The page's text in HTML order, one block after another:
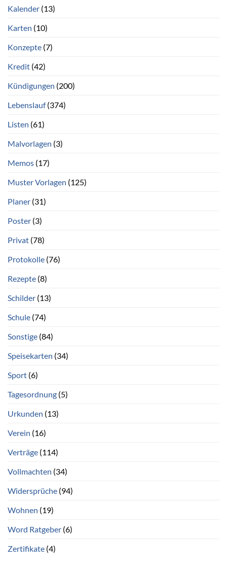
Kalender (13)
Karten (10)
Konzepte (7)
Kredit (42)
Kündigungen (200)
Lebenslauf(374)
Listen (61)
Malvorlagen (3)
Memos (17)
Muster Vorlagen (125)
Planer (31)
Poster (3)
Privat (78)
Protokolle (76)
Rezepte (8)
Schilder (13)
Schule (74)
Sonstige (84)
Speisekarten (34)
Sport (6)
Tagesordnung (5)
Urkunden (13)
Verein (16)
Verträge (114)
Vollmachten (34)
Widersprüche (94)
Wohnen (19)
Word Ratgeber (6)
Zertifikate (4)